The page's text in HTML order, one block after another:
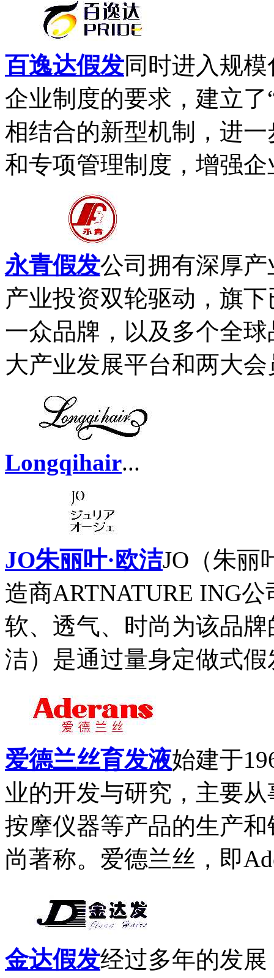
百逸达假发同时进入规
企业制度的要求，建立
相结合的新型机制，进
和专项管理制度，增强
永青假发公司拥有深厚
产业投资双轮驱动，旗
一众品牌，以及多个全
大产业发展平台和两大
Longqihair...
JO朱丽叶·欧洁JO（朱
造商ARTNATURE ING
软、透气、时尚为该品
洁）是通过量身定做式假
爱德兰丝育发液始建于
业的开发与研究，主要
按摩仪器等产品的生产
尚著称。爱德兰丝，即
金达假发经过多年的发